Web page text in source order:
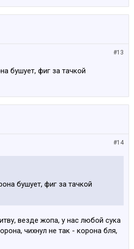
#13
бушует, фиг за тачкой
#14
бушует, фиг за тачкой
везде жопа, у нас любой сука
чихнул не так - корона бля,